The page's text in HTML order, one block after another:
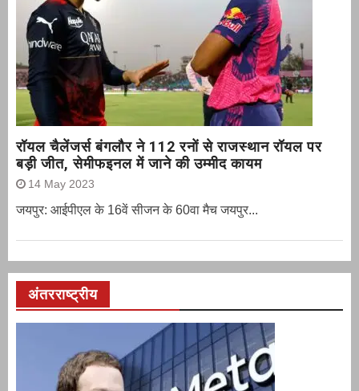
रॉयल चैलेंजर्स बंगलौर ने 112 रनों से राजस्थान रॉयल पर
बड़ी जीत, सेमीफइनल में जाने की उम्मीद कायम
14 May 2023
जयपुर: आईपीएल के 16वें सीजन के 60वा मैच जयपुर...
अंतरराष्ट्रीय